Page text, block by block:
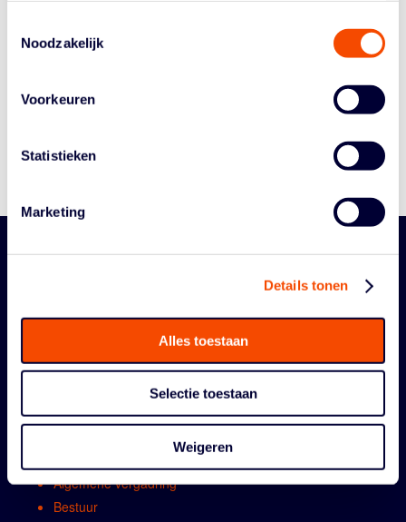
Noodzakelijk
Voorkeuren
Statistieken
Marketing
Details tonen
Alles toestaan
Selectie toestaan
Weigeren
Historie
Bestuur En Commissies
Reglementen
Algemene vergadring
Bestuur